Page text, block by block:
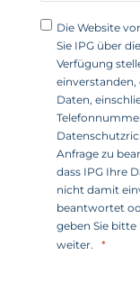
Die Website
Sie IPG über
Verfügung
einverstanden,
Daten,
Anfrage zu
dass IPG Ihre
nicht damit
beantwortet
geben Sie
weiter.